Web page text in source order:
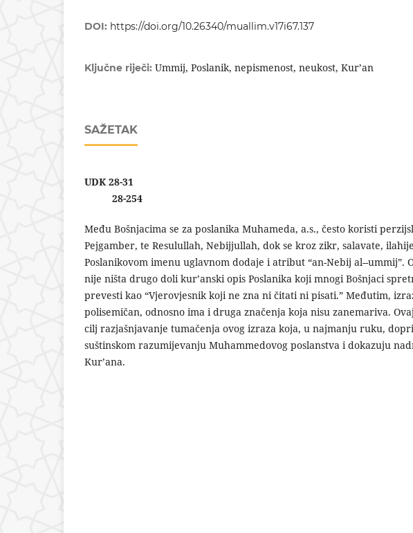
DOI: https://doi.org/10.26340/muallim.v17i67.137
Ključne riječi: Ummij, Poslanik, nepismenost, neukost, Kur’an
SAŽETAK
UDK 28-31
28-254
Među Bošnjacima se za poslanika Muhameda, a.s., često koristi
Pejgamber, te Resulullah, Nebijjullah, dok se kroz zikr, salavate,
Poslanikovom imenu uglavnom dodaje i atribut “an-Nebij al--ummij”.
nije ništa drugo doli kur’anski opis Poslanika koji mnogi Bošnjaci
prevesti kao “Vjerovjesnik koji ne zna ni čitati ni pisati.” Međutim,
polisemičan, odnosno ima i druga značenja koja nisu zanemariva.
cilj razjašnjavanje tumačenja ovog izraza koja, u najmanju ruku,
suštinskom razumijevanju Muhammedovog poslanstva i dokazuju
Kur’ana.